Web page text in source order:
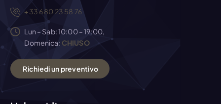
+33 6 80 23 58 76
Lun – Sab: 10:00 – 19:00,
Domenica: CHIUSO
Richiediun preventivo